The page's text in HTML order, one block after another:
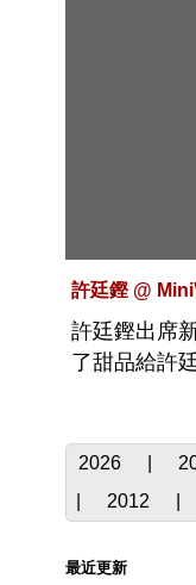
許廷鏗 @
許廷鏗出席
了甜品給許
2026
2012
最近更新